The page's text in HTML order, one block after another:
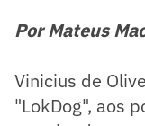
Por Mateus
Vinicius de
"LokDog", aos